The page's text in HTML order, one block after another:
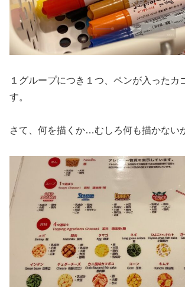
１グループにつき１つ、ペンが入ったカ
す。
さて、何を描くか…むしろ何も描かない